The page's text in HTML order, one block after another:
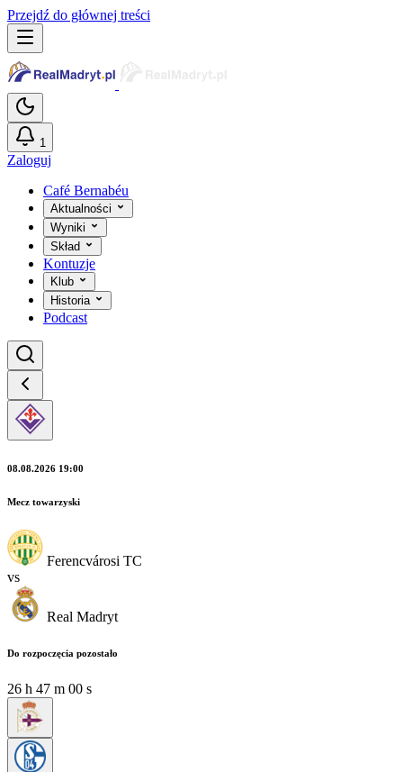
Przejdź do głównej treści
1
Zaloguj
Café Bernabéu
Aktualności
Wyniki
Skład
Kontuzje
Klub
Historia
Podcast
08.08.2026 19:00
Mecz towarzyski
Ferencvárosi TC
vs
Real Madryt
Do rozpoczęcia pozostało
26 h 47 m 00 s